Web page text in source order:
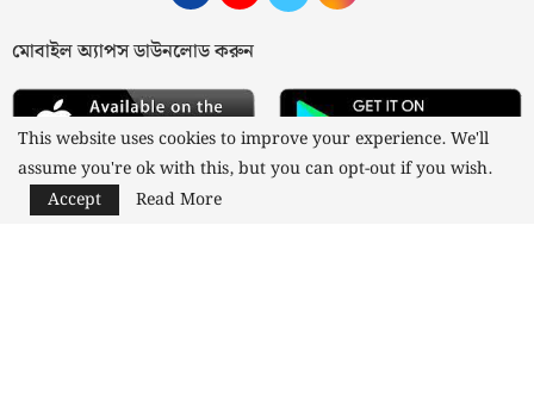
মোবাইল অ্যাপস ডাউনলোড করুন
This website uses cookies to improve your experience. We'll
assume you're ok with this, but you can opt-out if you wish.
Accept
Read More